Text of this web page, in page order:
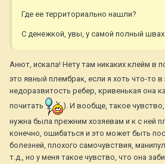
Где ее территориально нашли?
С денежкой, увы, у самой полный
Анют, искала! Нету там никаких клейм в
это явный плембрак, если я хоть что-то
недоразвитость ребер, кривенькая она
почитать
). И вообще, такое
нужна была прежним хозяевам и к с ней
конечно, ошибаться и это может быть
болезней, плохого самочувствия,
т.д., но у меня такое чувство, что она